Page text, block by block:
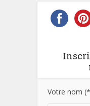
Votre nom